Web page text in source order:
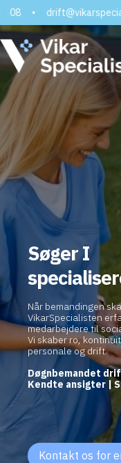
72 30 08 08 •
Søger I
Når bemandingen
VikarSpecialisten
medarbejdere til
Vi skaber ro,
personale og drift.
Døgnbemandet
Kendte ansigter |
Kontakt os for